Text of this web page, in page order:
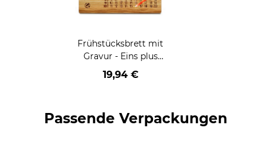
Frühstücksbrett mit
Gravur - Eins plus
Eins - mit Name
personalisierbar
19,94 €
Passende Verpackungen